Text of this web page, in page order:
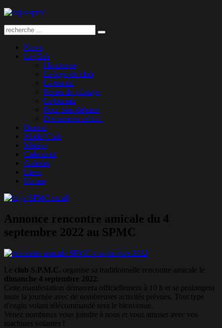
News
Le Club
Historique
Le logo du club
Le terrain
Postes de pilotage
Le bureau
Pour bien débuter
Documents admin.
Bourse
Model'Club
Météos
Calendrier
Galeries
Liens
Forum
Annonce rencontre amicale du 4
septembre 2022 au SPMC
Le club S.P.M.C. organise sa traditionnelle rencontre amicale le
dimanche 4 septembre 2022
Cette manifestation démarrera officiellement à 10 h et se prolongera
toute la journée avec de nombreuses activités prévues. Tout type
d'engin volant télécommandé sera le bienvenue.
Venez nombreux vous joindre à nous et vous amuser avec vos
machines volantes !